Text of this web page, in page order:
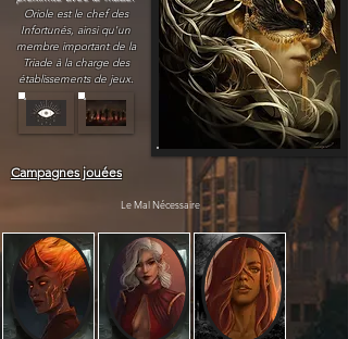
Oriole est le chef des
Infortunés, ainsi qu'un
membre important de la
Triade à la charge des
établissements de jeux.
Campagnes jouées
Le Mal Nécessaire